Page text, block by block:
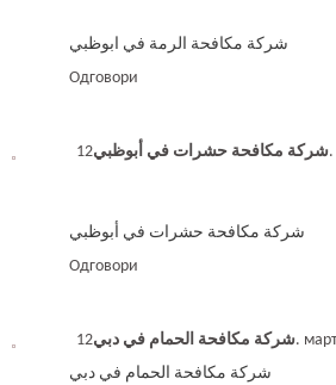
شركة مكافحة الرمة في ابوظبي
Одговори
شركة مكافحة حشرات في أبوظبي
شركة مكافحة حشرات في أبوظبي
Одговори
شركة مكافحة الحمام في دبي12.
شركة مكافحة الحمام في دبي